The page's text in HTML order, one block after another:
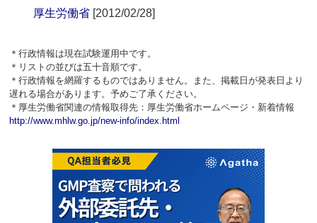
厚生労働省 [2012/02/28]
＊行政情報は現在試験運用中です。
＊リストの並びは五十音順です。
＊行政情報を網羅するものではありません。また、掲載日が発表日より
遅れる場合があります。予めご了承ください。
＊厚生労働省関連の情報取得先：厚生労働省ホームページ・新着情報
http://www.mhlw.go.jp/new-info/index.html